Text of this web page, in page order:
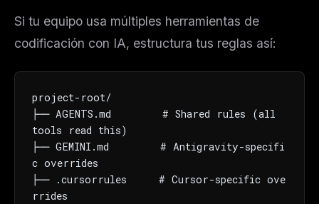
Si tu equipo usa múltiples herramientas de
codificación con IA, estructura tus reglas así:
project-root/
├── AGENTS.md        # Shared rules (all
tools read this)
├── GEMINI.md        # Antigravity-specifi
c overrides
├── .cursorrules     # Cursor-specific ove
rrides
The weekly digest for AI builders
Curated MCP picks, agent skills, rules, and LLM
workflow updates — one email, no noise.
Get the weekly digest
Maybe later